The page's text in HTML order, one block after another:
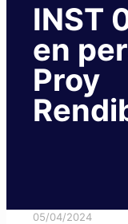
INST
en
Proy
05/04/2024